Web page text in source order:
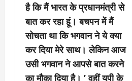
है कि मैं भारत के प्रधानमंत्री से
बात कर रहा हूं। बचपन में मैं
सोचता था कि भगवान ने ये क्या
कर दिया मेरे साथ। लेकिन आज
उसी भगवान ने आपसे बात करने
का मौका दिया है। ’ वहीं यूपी के